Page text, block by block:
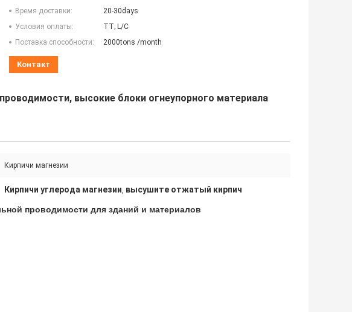
Время доставки:
20-30days
Условия оплаты:
TT; L/C
Поставка способности:
2000tons /month
Контакт
высокие блоки огнеупорного материала
Кирпичи магнезии
Кирпичи углерода магнезии высушите отжатый кирпич
проводимости для зданий и материалов